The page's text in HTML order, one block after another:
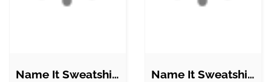
Name It Sweatshirt - NkfOdika -… Name It Sweatshirt - NmfSakkina -…